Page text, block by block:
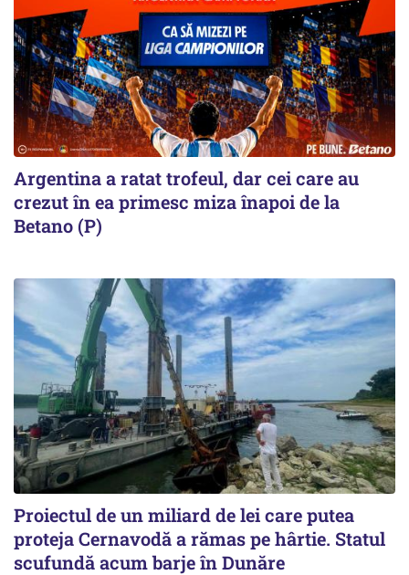
Argentina a ratat trofeul, dar cei care au
crezut în ea primesc miza înapoi de la
Betano (P)
Proiectul de un miliard de lei care putea
proteja Cernavodă a rămas pe hârtie. Statul
scufundă acum barje în Dunăre